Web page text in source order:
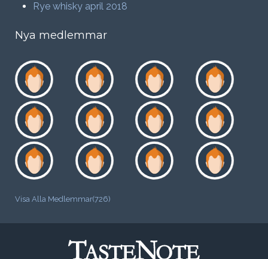
Rye whisky april 2018
Nya medlemmar
Visa Alla Medlemmar(726)